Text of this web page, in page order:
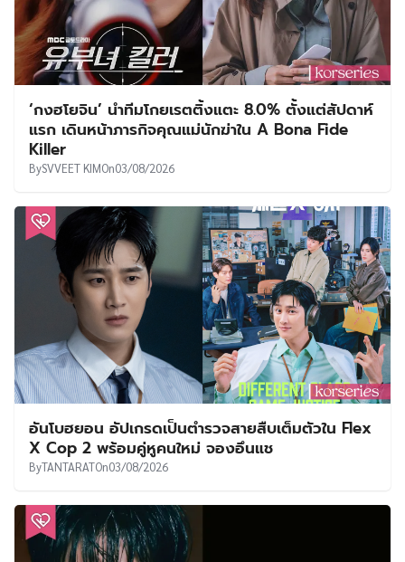
‘กงฮโยจิน’ นำทีมโกยเรตติ้งแตะ 8.0% ตั้งแต่สัปดาห์
แรก เดินหน้าภารกิจคุณแม่นักฆ่าใน A Bona Fide
Killer
BySVVEET KIMOn03/08/2026
อันโบฮยอน อัปเกรดเป็นตำรวจสายสืบเต็มตัวใน Flex
X Cop 2 พร้อมคู่หูคนใหม่ จองอึนแช
ByTANTARATOn03/08/2026